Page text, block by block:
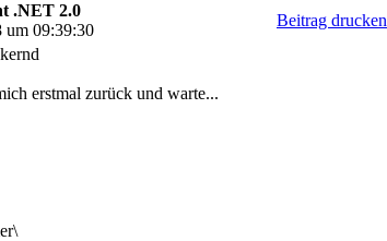
.NET 2.0
um 09:39:30
Beitrag drucken
erstmal zurück und warte...